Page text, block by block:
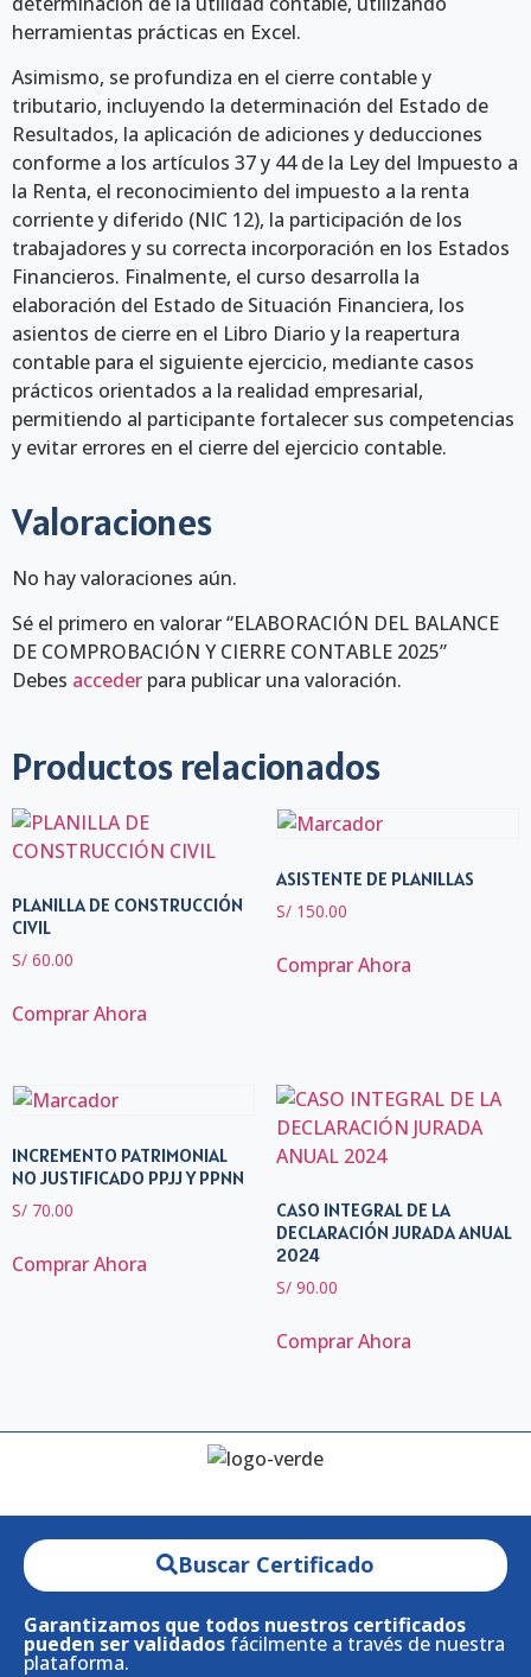
herramientas prácticas en Excel.
Asimismo, se profundiza en el cierre contable y
tributario, incluyendo la determinación del Estado de
Resultados, la aplicación de adiciones y deducciones
conforme a los artículos 37 y 44 de la Ley del Impuesto a
la Renta, el reconocimiento del impuesto a la renta
corriente y diferido (NIC 12), la participación de los
trabajadores y su correcta incorporación en los Estados
Financieros. Finalmente, el curso desarrolla la
elaboración del Estado de Situación Financiera, los
asientos de cierre en el Libro Diario y la reapertura
contable para el siguiente ejercicio, mediante casos
prácticos orientados a la realidad empresarial,
permitiendo al participante fortalecer sus competencias
y evitar errores en el cierre del ejercicio contable.
Valoraciones
No hay valoraciones aún.
Sé el primero en valorar “ELABORACIÓN DEL BALANCE
DE COMPROBACIÓN Y CIERRE CONTABLE 2025”
Debes acceder para publicar una valoración.
Productos relacionados
PLANILLA DE CONSTRUCCIÓN
CIVIL
S/ 60.00
Comprar Ahora
ASISTENTE DE PLANILLAS
S/150.00
Comprar Ahora
INCREMENTO PATRIMONIAL
NO JUSTIFICADO PPJJ Y PPNN
S/ 70.00
Comprar Ahora
CASO INTEGRAL DE LA
DECLARACIÓN JURADA ANUAL
2024
S/90.00
Comprar Ahora
Buscar Certificado
Garantizamos que todos nuestros certificados
pueden ser validados fácilmente a través de nuestra
plataforma.